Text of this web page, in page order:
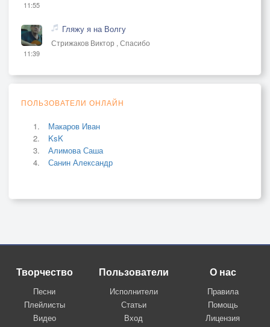
11:55
11:39
Гляжу я на Волгу
Стрижаков Виктор , Спасибо
ПОЛЬЗОВАТЕЛИ ОНЛАЙН
Макаров Иван
KsK
Алимова Саша
Санин Александр
Творчество
Песни
Плейлисты
Видео
Пользователи
Исполнители
Статьи
Вход
О нас
Правила
Помощь
Лицензия